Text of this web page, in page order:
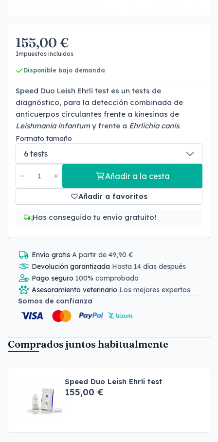
155,00 €
Impuestos incluidos
Disponible bajo demanda
Speed Duo Leish Ehrli test es un tests de
diagnóstico, para la detección combinada de
anticuerpos circulantes frente a kinesinas de
Leishmania infantumy frente a Ehrlichia canis.
Formato tamaño
Añadir a la cesta
Añadir a favoritos
¡Has conseguido tu envío gratuito!
Envío gratis A partir de 49,90 €
Devolución garantizada Hasta 14 días después
Pago seguro 100% comprobado
Asesoramiento veterinario Los mejores expertos
Somos de confianza
Comprados juntos habitualmente
Speed Duo Leish Ehrli test
155,00 €